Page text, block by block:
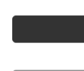
pentru a te
de
destinat celor
informaţii